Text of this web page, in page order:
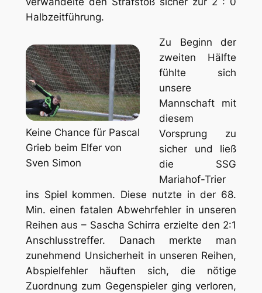
Halbzeitführung.
Keine Chance für Pascal
Grieb beim Elfer von
Sven Simon
Zu Beginn der
zweiten Hälfte
fühlte sich
unsere
Mannschaft mit
diesem
Vorsprung zu
sicher und ließ
die SSG
Mariahof-Trier
ins Spiel kommen. Diese nutzte in der 68.
Min. einen fatalen Abwehrfehler in unseren
Reihen aus – Sascha Schirra erzielte den 2:1
Anschlusstreffer. Danach merkte man
zunehmend Unsicherheit in unseren Reihen,
Abspielfehler häuften sich, die nötige
Zuordnung zum Gegenspieler ging verloren,